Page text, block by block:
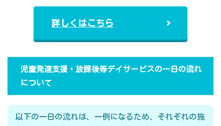
詳しくはこちら
児童発達支援・放課後等デイサービスの一日の流れ
について
以下の一日の流れは、一例になるため、それぞれの施